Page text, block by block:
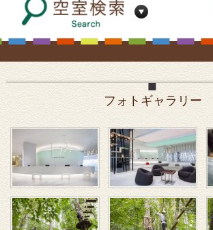
フォトギャラリー